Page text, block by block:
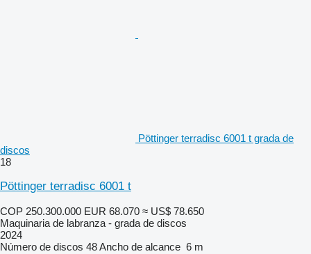
Pöttinger terradisc 6001 t grada de
discos
18
Pöttinger terradisc 6001 t
COP 250.300.000 EUR 68.070 ≈ US$ 78.650
Maquinaria de labranza - grada de discos
2024
Número de discos 48Ancho de alcance 6 m